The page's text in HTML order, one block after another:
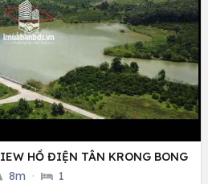
HỒ ĐIỆN TÂN KRONG BONG
8m · 1